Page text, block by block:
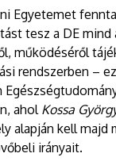
Egyetemet
tesz a DE
működéséről
rendszerben –
ahol Kossa
alapján kell majd
irányait.